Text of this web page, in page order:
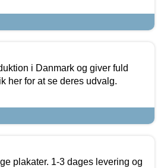
i Danmark og giver fuld
her for at se deres udvalg.
plakater. 1-3 dages levering og